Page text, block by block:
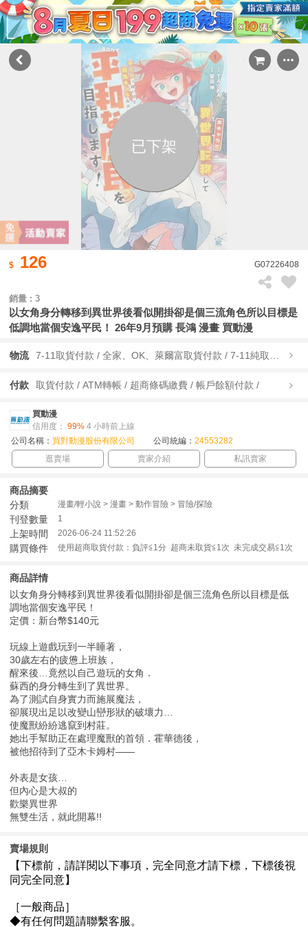
已下架
126 G07226408
銷量 : 3
以女角身分轉移到異世界後看似開掛卻是個三流角色所以目標是
低調地當個安逸平民！ 26年9月預購 長鴻 漫畫 買動漫
物流
付款 取貨付款 / ATM轉帳 / 超商條碼繳費 / 帳戶餘額付款 /
買動漫
信用度： 99% 4 小時前上線
公司名稱： 買對動漫股份有限公司 公司統編： 24553282
逛賣場
賣家介紹 私訊賣家
商品摘要
分類
漫畫/輕小說 > 漫畫 > 動作冒險 > 冒險/探險
刊登數量 1
上架時間 2026-06-24 11:52:26
購買條件 使用超商取貨付款：負評≦1分 超商未取貨≦1次 未完成交易≦1次
商品詳情
以女角身分轉移到異世界後看似開掛卻是個三流角色所以目標是低
調地當個安逸平民！
定價：新台幣$140元
玩線上遊戲玩到一半睡著，
30歲左右的疲憊上班族，
醒來後…竟然以自己遊玩的女角．
蘇西的身分轉生到了異世界。
為了測試自身實力而施展魔法，
卻展現出足以改變山巒形狀的破壞力…
使魔獸紛紛逃竄到村莊。
她出手幫助正在處理魔獸的首領．霍華德後，
被他招待到了亞木卡姆村——
外表是女孩…
但內心是大叔的
歡樂異世界
無雙生活，就此開幕!!
賣場規則